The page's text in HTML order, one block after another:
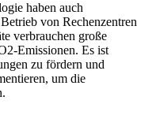
haben auch
von Rechenzentren
verbrauchen große
Emissionen. Es ist
zu fördern und
um die